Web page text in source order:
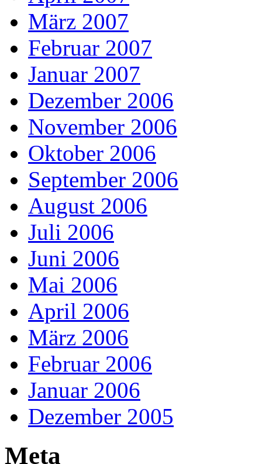
März 2007
Februar 2007
Januar 2007
Dezember 2006
November 2006
Oktober 2006
September 2006
August 2006
Juli 2006
Juni 2006
Mai 2006
April 2006
März 2006
Februar 2006
Januar 2006
Dezember 2005
Meta